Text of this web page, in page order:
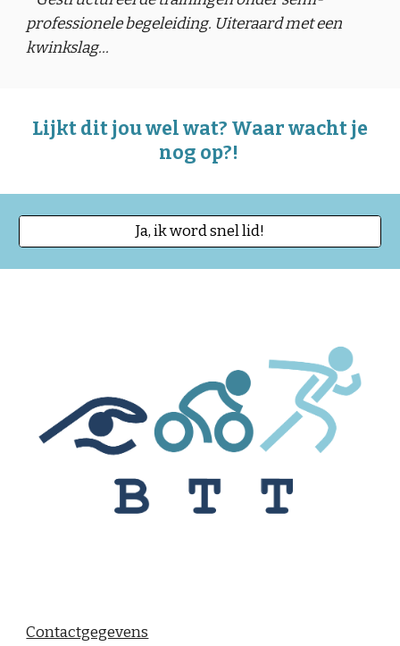
professionele begeleiding. Uiteraard met een
kwinkslag...
Lijkt dit jou wel wat? Waar wacht je
nog op?!
Ja, ik word snel lid!
Contactgegevens